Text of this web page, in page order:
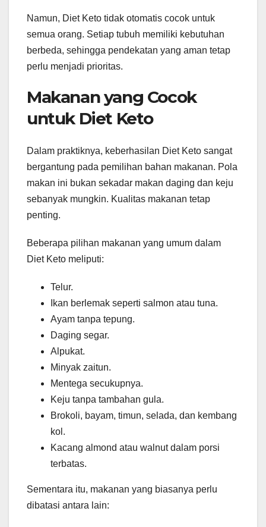
Namun, Diet Keto tidak otomatis cocok untuk
semua orang. Setiap tubuh memiliki kebutuhan
berbeda, sehingga pendekatan yang aman tetap
perlu menjadi prioritas.
Makanan yang Cocok
untuk Diet Keto
Dalam praktiknya, keberhasilan Diet Keto sangat
bergantung pada pemilihan bahan makanan. Pola
makan ini bukan sekadar makan daging dan keju
sebanyak mungkin. Kualitas makanan tetap
penting.
Beberapa pilihan makanan yang umum dalam
Diet Keto meliputi:
Telur.
Ikan berlemak seperti salmon atau tuna.
Ayam tanpa tepung.
Daging segar.
Alpukat.
Minyak zaitun.
Mentega secukupnya.
Keju tanpa tambahan gula.
Brokoli, bayam, timun, selada, dan kembang
kol.
Kacang almond atau walnut dalam porsi
terbatas.
Sementara itu, makanan yang biasanya perlu
dibatasi antara lain: